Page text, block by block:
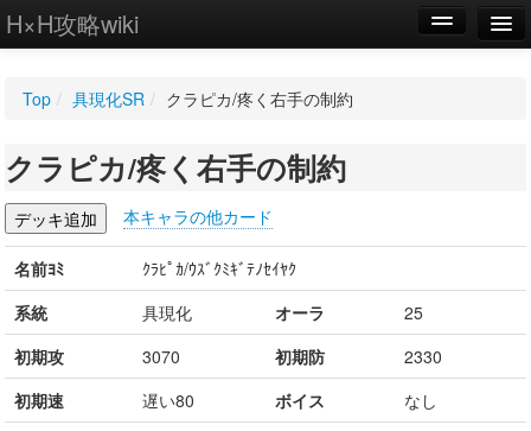
H×H攻略wiki
WIKI
設定
Top / 具現化SR / クラピカ/疼く右手の制約
クラピカ/疼く右手の制約
本キャラの他カード
名前ﾖﾐ
ｸﾗﾋﾟｶ/ｳｽﾞｸﾐｷﾞﾃﾉｾｲﾔｸ
系統
具現化 オーラ
25
初期攻
3070 初期防
2330
初期速
遅い80 ボイス
なし